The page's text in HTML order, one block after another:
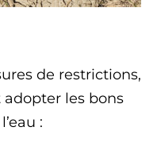
de restrictions,
adopter les bons
: